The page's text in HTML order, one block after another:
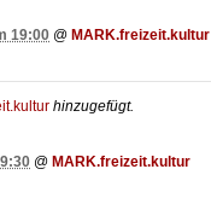
19:00 @ MARK.freizeit.kultur
hinzugefügt.
@ MARK.freizeit.kultur